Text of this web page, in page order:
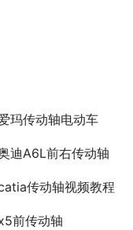
玛传动轴电动车
迪A6L前右传动轴
传动轴视频教程
前传动轴